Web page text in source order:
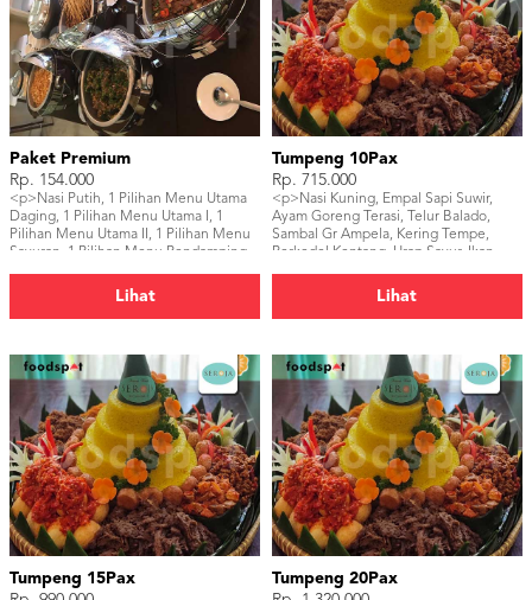
Paket Premium
Rp. 154.000
<p>Nasi Putih, 1 Pilihan Menu Utama
Daging, 1 Pilihan Menu Utama I, 1
Pilihan Menu Utama II, 1 Pilihan Menu
Sayuran, 1 Pilihan Menu Pendamping,
Buah, Air Mineral</p>
Lihat
Tumpeng 10Pax
Rp. 715.000
<p>Nasi Kuning, Empal Sapi Suwir,
Ayam Goreng Terasi, Telur Balado,
Sambal Gr Ampela, Kering Tempe,
Perkedel Kentang, Urap Sayur, Ikan
Lihat
Tumpeng 15Pax
Tumpeng 20Pax